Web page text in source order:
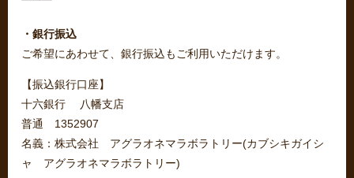
・銀行振込
ご希望にあわせて、銀行振込もご利用いただけます。
【振込銀行口座】
十六銀行 八幡支店
普通 1352907
名義：株式会社 アグラオネマラボラトリー(カブシキガイシ
ャ アグラオネマラボラトリー)